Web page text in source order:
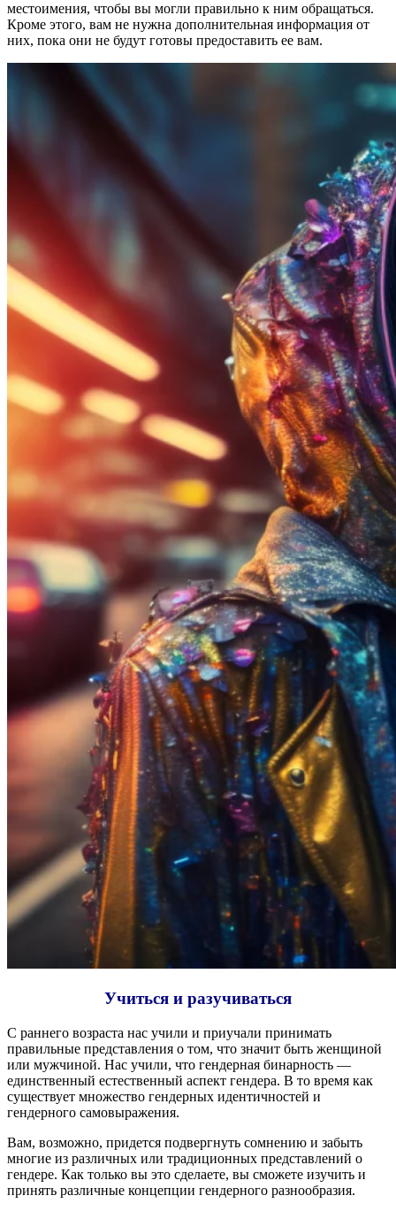
местоимения, чтобы вы могли правильно к ним обращаться.
Кроме этого, вам не нужна дополнительная информация от
них, пока они не будут готовы предоставить ее вам.
Учиться и разучиваться
С раннего возраста нас учили и приучали принимать
правильные представления о том, что значит быть женщиной
или мужчиной. Нас учили, что гендерная бинарность —
единственный естественный аспект гендера. В то время как
существует множество гендерных идентичностей и
гендерного самовыражения.
Вам, возможно, придется подвергнуть сомнению и забыть
многие из различных или традиционных представлений о
гендере. Как только вы это сделаете, вы сможете изучить и
принять различные концепции гендерного разнообразия.